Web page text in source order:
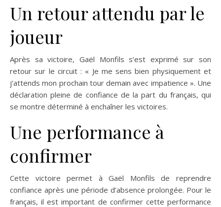
Un retour attendu par le
joueur
Après sa victoire, Gaël Monfils s’est exprimé sur son
retour sur le circuit : « Je me sens bien physiquement et
j’attends mon prochain tour demain avec impatience ». Une
déclaration pleine de confiance de la part du français, qui
se montre déterminé à enchaîner les victoires.
Une performance à
confirmer
Cette victoire permet à Gaël Monfils de reprendre
confiance après une période d’absence prolongée. Pour le
français, il est important de confirmer cette performance